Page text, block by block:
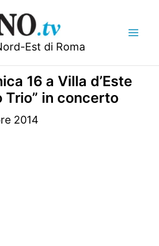
Est di Roma
16 a Villa d’Este
Trio” in concerto
2014